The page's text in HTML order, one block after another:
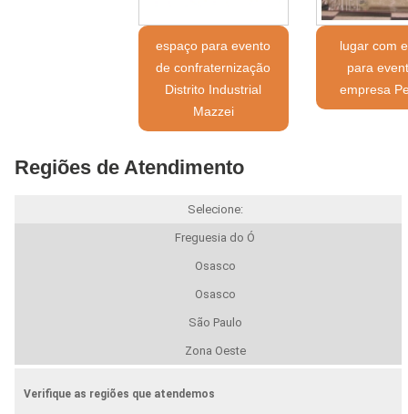
espaço para evento
de confraternização
Distrito Industrial
Mazzei
lugar com
para
empresa
Regiões de Atendimento
Selecione:
Freguesia do Ó
Osasco
Osasco
São Paulo
Zona Oeste
Verifique as regiões que atendemos